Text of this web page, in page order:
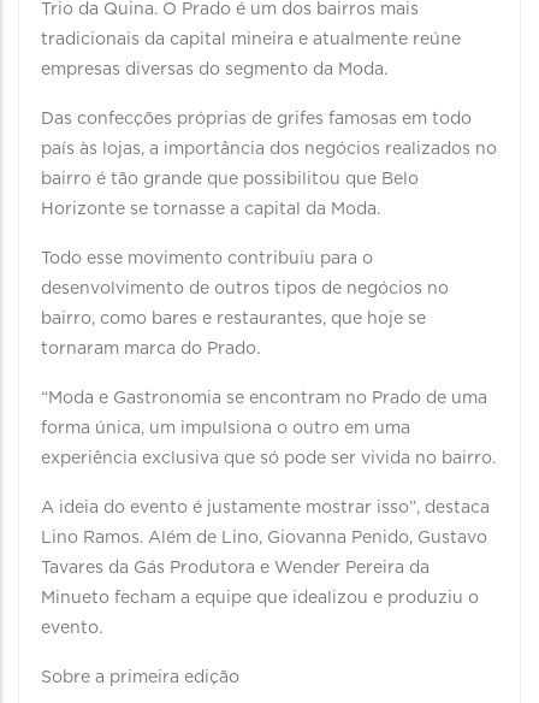
Trio da Quina. O Prado é um dos bairros mais
tradicionais da capital mineira e atualmente reúne
empresas diversas do segmento da Moda.
Das confecções próprias de grifes famosas em todo
país às lojas, a importância dos negócios realizados no
bairro é tão grande que possibilitou que Belo
Horizonte se tornasse a capital da Moda.
Todo esse movimento contribuiu para o
desenvolvimento de outros tipos de negócios no
bairro, como bares e restaurantes, que hoje se
tornaram marca do Prado.
“Moda e Gastronomia se encontram no Prado de uma
forma única, um impulsiona o outro em uma
experiência exclusiva que só pode ser vivida no bairro.
A ideia do evento é justamente mostrar isso”, destaca
Lino Ramos. Além de Lino, Giovanna Penido, Gustavo
Tavares da Gás Produtora e Wender Pereira da
Minueto fecham a equipe que idealizou e produziu o
evento.
Sobre a primeira edição